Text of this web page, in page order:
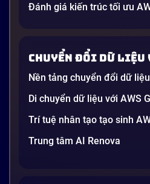
(Rewards) tiên tiến trong 15
lực triển khai AWS là yếu tố tiên quyết. Do đó,
thống hiệu suất cao, tiết
xử lý lưu lượng người dùng lớn.
Đánh giá kiến trúc tối ưu
Chuyển đổi dữ liệu
Nền tảng chuyển đổi dữ
Di chuyển dữ liệu với AWS
Trí tuệ nhân tạo tạo sinh
Trung tâm AI Renova